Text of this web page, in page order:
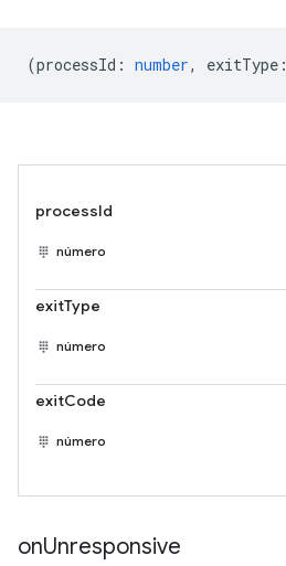
(processId : number, exitType :
processId
número
exitType
número
exitCode
número
onUnresponsive